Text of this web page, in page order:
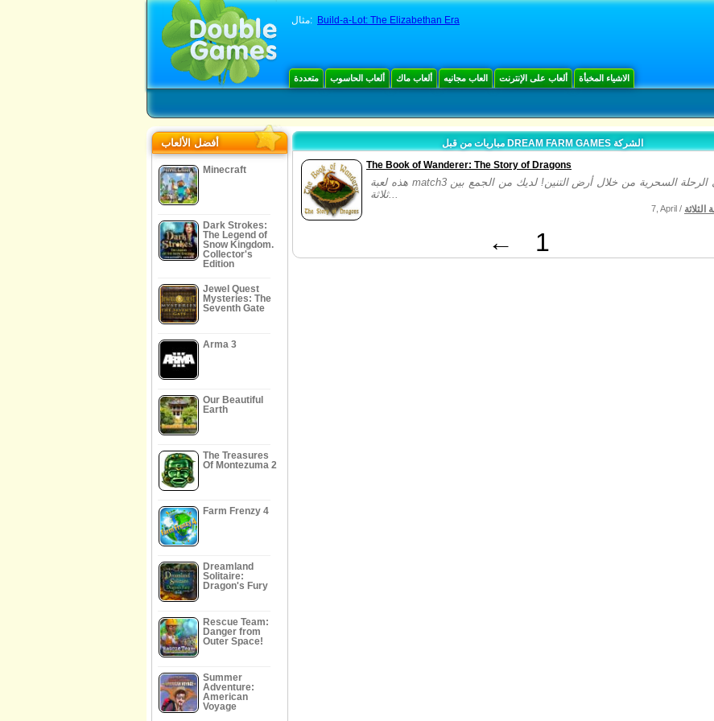
مثال: Build-a-Lot: The Elizabethan Era
متعددة ألعاب الحاسوب ألعاب ماك العاب مجانيه ألعاب على الإنترنت الاشياء المخبأة
أفضل الألعاب
Minecraft
Dark Strokes:
The Legend of
Snow Kingdom.
Collector's
Edition
Jewel Quest
Mysteries: The
Seventh Gate
Arma 3
Our Beautiful
Earth
The Treasures
Of Montezuma 2
Farm Frenzy 4
Dreamland
Solitaire:
Dragon's Fury
Rescue Team:
Danger from
Outer Space!
Summer
Adventure:
American
Voyage
مباريات من قبل DREAM FARM GAMES الشركة
The Book of Wanderer: The Story of Dragons
هذه لعبة match3 يدعوك الى الرحلة السحرية من خلال أرض التنين! لديك من الجمع بين
ثلاثة...
7, April / الثلاثة
← 1